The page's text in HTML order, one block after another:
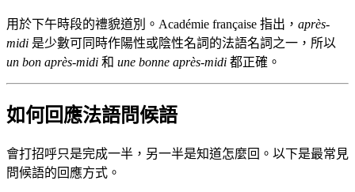
用於下午時段的禮貌道別。Académie française 指出， après-
midi 是少數可同時作陽性或陰性名詞的法語名詞之一，所以
un bon après-midi 和 une bonne après-midi 都正確。
如何回應法語問候語
會打招呼只是完成一半，另一半是知道怎麼回。以下是最常見
問候語的回應方式。